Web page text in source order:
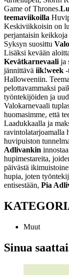
Game of Thrones.
teemaviikoilla
Keskiviikkoisin on
perjantaisin keikkoja
Syksyn suosittu
Lisäksi kevään
Kevätkarnevaali ja
jännittävä iik!week
Halloweeniin.
pelottavammaksi
työntekijöiden ja
Valokarnevaali
huomasimme, että
Laadukkaalla ja
ravintolatarjoamalla
huvipuiston
Adlivankin
hupimestareita,
päivästä
hupia, joten
entisestään, Pia
Muut
Sinua